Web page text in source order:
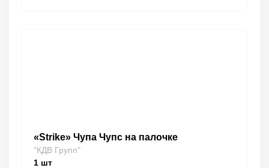
«Strike» Чупа Чупс на палочке
"КДВ Групп"
1 шт